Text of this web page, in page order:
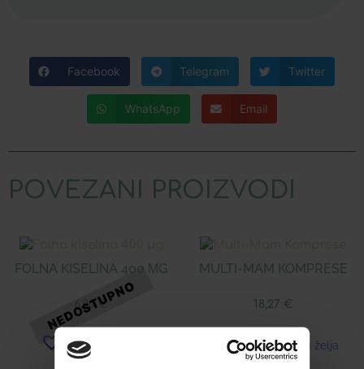
Facebook Telegram Twitter
WhatsApp Email
POVEZANI PROIZVODI
FOLNA KISELINA 400 ΜG
6,90€
Dodaj u listu želja
MULTI-MAM KOMPRESE
18,27 €
Dodaj u listu želja